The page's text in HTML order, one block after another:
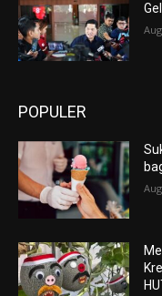
POPULER